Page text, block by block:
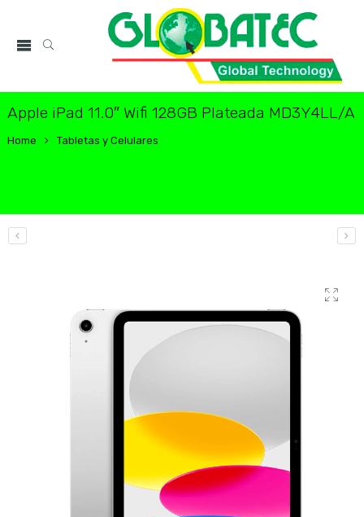
Apple iPad 11.0″ Wifi 128GB Plateada MD3Y4LL/A
Home Tabletas y Celulares